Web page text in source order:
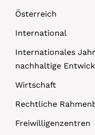
Österreich
International
Internationales
nachhaltige
Wirtschaft
Rechtliche
Freiwilligenzentren